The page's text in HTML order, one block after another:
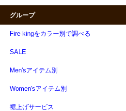
グループ
Fire-kingをカラー別で調べる
SALE
Men'sアイテム別
Women'sアイテム別
裾上げサービス